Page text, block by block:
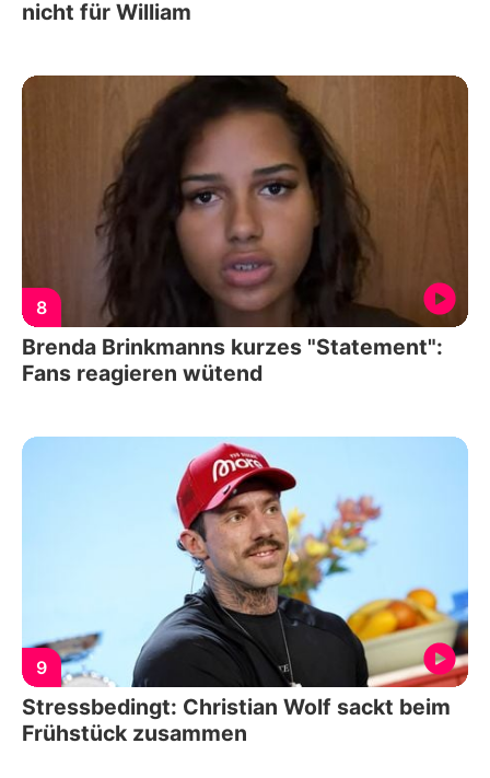
nicht für William
8
Brenda Brinkmanns kurzes "Statement":
Fans reagieren wütend
9
Stressbedingt: Christian Wolf sackt beim
Frühstück zusammen